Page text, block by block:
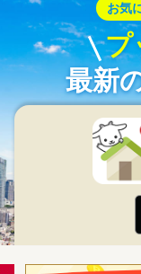
お気
プ
最新